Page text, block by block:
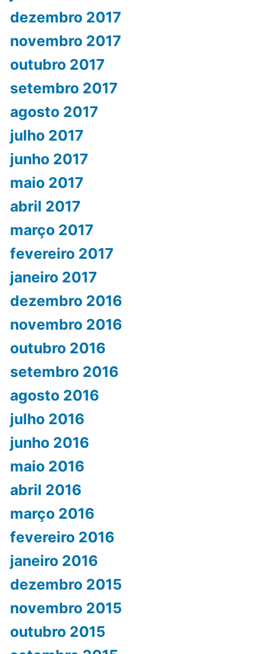
dezembro 2017
novembro 2017
outubro 2017
setembro 2017
agosto 2017
julho 2017
junho 2017
maio 2017
abril 2017
março 2017
fevereiro 2017
janeiro 2017
dezembro 2016
novembro 2016
outubro 2016
setembro 2016
agosto 2016
julho 2016
junho 2016
maio 2016
abril 2016
março 2016
fevereiro 2016
janeiro 2016
dezembro 2015
novembro 2015
outubro 2015